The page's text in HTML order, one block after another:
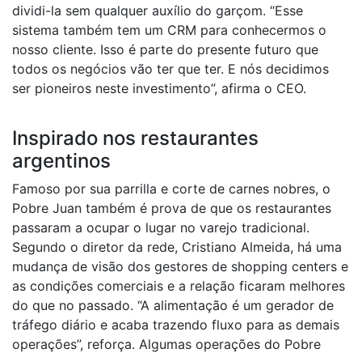
dividi-la sem qualquer auxílio do garçom. “Esse
sistema também tem um CRM para conhecermos o
nosso cliente. Isso é parte do presente futuro que
todos os negócios vão ter que ter. E nós decidimos
ser pioneiros neste investimento”, afirma o CEO.
Inspirado nos restaurantes
argentinos
Famoso por sua parrilla e corte de carnes nobres, o
Pobre Juan também é prova de que os restaurantes
passaram a ocupar o lugar no varejo tradicional.
Segundo o diretor da rede, Cristiano Almeida, há uma
mudança de visão dos gestores de shopping centers e
as condições comerciais e a relação ficaram melhores
do que no passado. “A alimentação é um gerador de
tráfego diário e acaba trazendo fluxo para as demais
operações”, reforça. Algumas operações do Pobre